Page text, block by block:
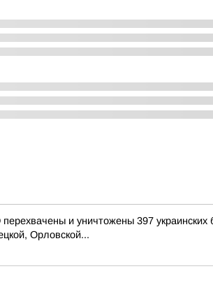
и уничтожены 397 украинских
Орловской...